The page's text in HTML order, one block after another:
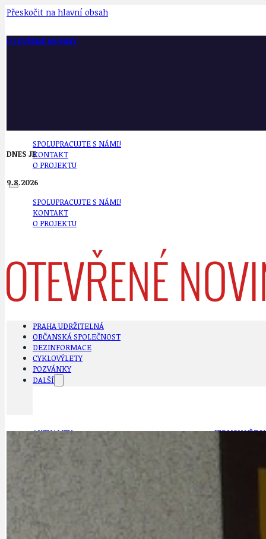
Přeskočit na hlavní obsah
OTEVŘENÉ NOVINY
SPOLUPRACUJTE S NÁMI!
KONTAKT
O PROJEKTU
SPOLUPRACUJTE S NÁMI!
KONTAKT
O PROJEKTU
DNES JE
9.8.2026
PRAHA UDRŽITELNÁ
OBČANSKÁ SPOLEČNOST
DEZINFORMACE
CYKLOVÝLETY
POZVÁNKY
DALŠÍ
AKTUALITY
BÁSNĚ. FEJETONY. SATIRA
JEDNOU
KLÁNOVICKÁ